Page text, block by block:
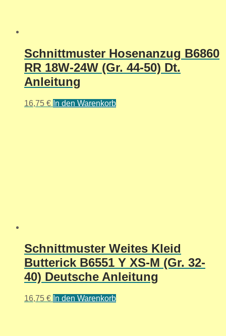
Schnittmuster Hosenanzug B6860
RR 18W-24W (Gr. 44-50) Dt.
Anleitung
16,75 € In den Warenkorb
Schnittmuster Weites Kleid
Butterick B6551 Y XS-M (Gr. 32-
40) Deutsche Anleitung
16,75 € In den Warenkorb